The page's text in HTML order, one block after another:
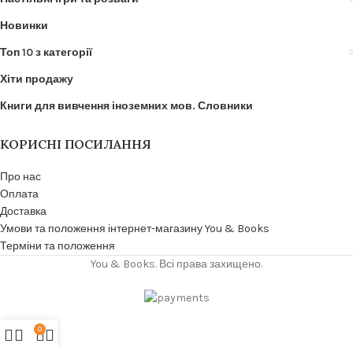
Новинки
Топ 10 з категорії
Хіти продажу
Книги для вивчення іноземних мов. Словники
КОРИСНІ ПОСИЛАННЯ
Про нас
Оплата
Доставка
Умови та положення інтернет-магазину You & Books
Терміни та положення
You & Books. Всі права захищено.
0